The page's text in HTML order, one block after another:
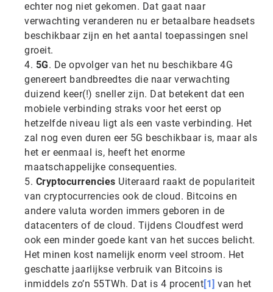
echter nog niet gekomen. Dat gaat naar
verwachting veranderen nu er betaalbare headsets
beschikbaar zijn en het aantal toepassingen snel
groeit.
5G. De opvolger van het nu beschikbare 4G
genereert bandbreedtes die naar verwachting
duizend keer(!) sneller zijn. Dat betekent dat een
mobiele verbinding straks voor het eerst op
hetzelfde niveau ligt als een vaste verbinding. Het
zal nog even duren eer 5G beschikbaar is, maar als
het er eenmaal is, heeft het enorme
maatschappelijke consequenties.
Cryptocurrencies Uiteraard raakt de populariteit
van cryptocurrencies ook de cloud. Bitcoins en
andere valuta worden immers geboren in de
datacenters of de cloud. Tijdens Cloudfest werd
ook een minder goede kant van het succes belicht.
Het minen kost namelijk enorm veel stroom. Het
geschatte jaarlijkse verbruik van Bitcoins is
inmiddels zo’n 55TWh. Dat is 4 procent[1] van het